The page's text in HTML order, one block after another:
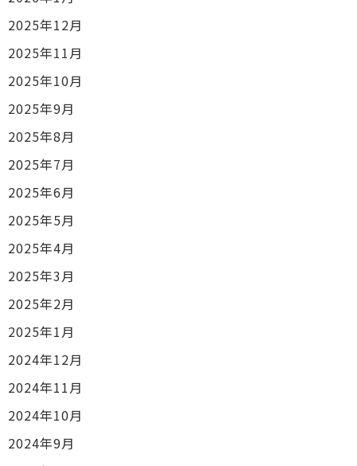
2025年12月
2025年11月
2025年10月
2025年9月
2025年8月
2025年7月
2025年6月
2025年5月
2025年4月
2025年3月
2025年2月
2025年1月
2024年12月
2024年11月
2024年10月
2024年9月